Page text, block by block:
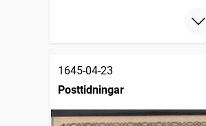
1645-04-23
Posttidningar